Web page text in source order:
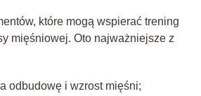
które mogą wspierać trening
mięśniowej. Oto najważniejsze z
odbudowę i wzrost mięśni;